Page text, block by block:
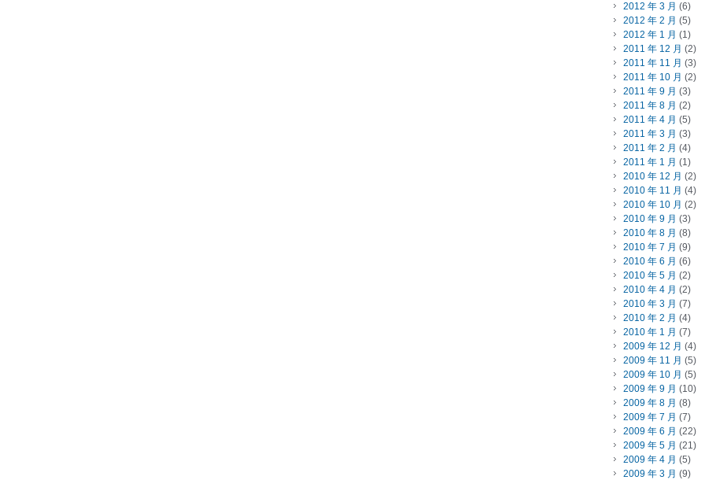
2012 年 3 月 (6)
2012 年 2 月 (5)
2012 年 1 月 (1)
2011 年 12 月 (2)
2011 年 11 月 (3)
2011 年 10 月 (2)
2011 年 9 月 (3)
2011 年 8 月 (2)
2011 年 4 月 (5)
2011 年 3 月 (3)
2011 年 2 月 (4)
2011 年 1 月 (1)
2010 年 12 月 (2)
2010 年 11 月 (4)
2010 年 10 月 (2)
2010 年 9 月 (3)
2010 年 8 月 (8)
2010 年 7 月 (9)
2010 年 6 月 (6)
2010 年 5 月 (2)
2010 年 4 月 (2)
2010 年 3 月 (7)
2010 年 2 月 (4)
2010 年 1 月 (7)
2009 年 12 月 (4)
2009 年 11 月 (5)
2009 年 10 月 (5)
2009 年 9 月 (10)
2009 年 8 月 (8)
2009 年 7 月 (7)
2009 年 6 月 (22)
2009 年 5 月 (21)
2009 年 4 月 (5)
2009 年 3 月 (9)